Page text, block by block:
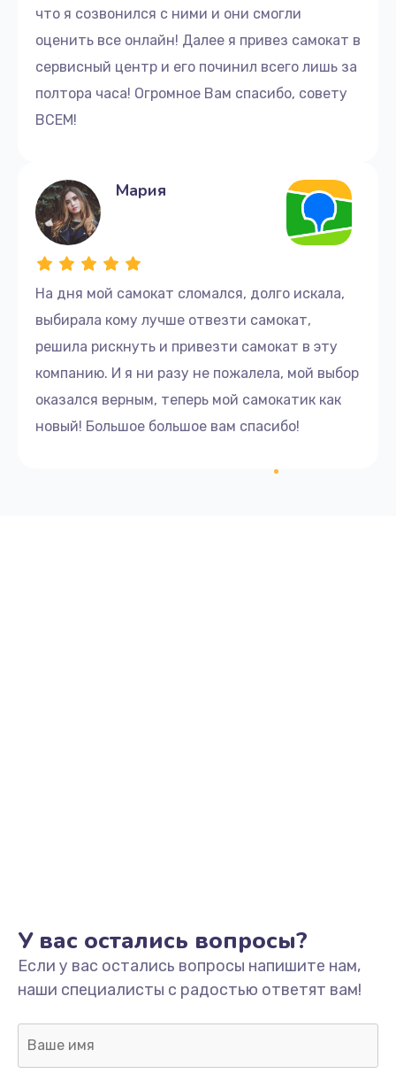
что я созвонился с ними и они смогли
оценить все онлайн! Далее я привез самокат в
сервисный центр и его починил всего лишь за
полтора часа! Огромное Вам спасибо, совету
ВСЕМ!
На дня мой самокат сломался, долго искала,
выбирала кому лучше отвезти самокат,
решила рискнуть и привезти самокат в эту
компанию. И я ни разу не пожалела, мой выбор
оказался верным, теперь мой самокатик как
новый! Большое большое вам спасибо!
Мария
У вас остались вопросы?
Если у вас остались вопросы напишите нам,
наши специалисты с радостью ответят вам!